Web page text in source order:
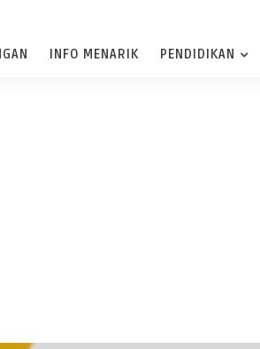
INFO MENARIK PENDIDIKAN